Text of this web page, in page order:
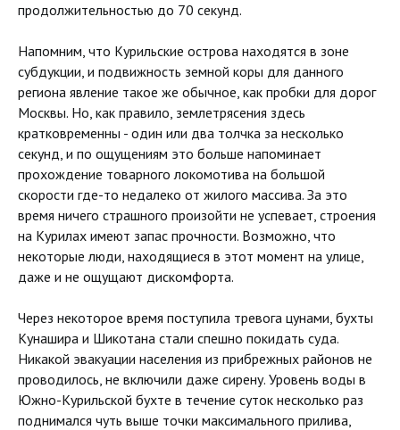
продолжительностью до 70 секунд.
Напомним, что Курильские острова находятся в зоне
субдукции, и подвижность земной коры для данного
региона явление такое же обычное, как пробки для дорог
Москвы. Но, как правило, землетрясения здесь
кратковременны - один или два толчка за несколько
секунд, и по ощущениям это больше напоминает
прохождение товарного локомотива на большой
скорости где-то недалеко от жилого массива. За это
время ничего страшного произойти не успевает, строения
на Курилах имеют запас прочности. Возможно, что
некоторые люди, находящиеся в этот момент на улице,
даже и не ощущают дискомфорта.
Через некоторое время поступила тревога цунами, бухты
Кунашира и Шикотана стали спешно покидать суда.
Никакой эвакуации населения из прибрежных районов не
проводилось, не включили даже сирену. Уровень воды в
Южно-Курильской бухте в течение суток несколько раз
поднимался чуть выше точки максимального прилива,